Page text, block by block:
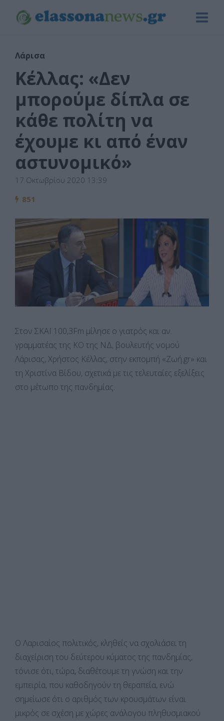
Λάρισα
Κέλλας: «Δεν
μπορούμε δίπλα σε
κάθε πολίτη να
έχουμε κι από έναν
αστυνομικό»
17 Οκτωβρίου 2020 13:39
851
Στον ΣΚΑΪ 100,3Fm μίλησε ο γιατρός και αν.
γραμματέας της ΚΟ της ΝΔ, βουλευτής νομού
Λάρισας, Χρήστος Κέλλας, στην εκπομπή «Ζωή.gr» και
τη Χριστίνα Βίδου, σχετικά με τις τελευταίες εξελίξεις
στο μέτωπο της πανδημίας.
Ο Λαρισαίος πολιτικός, κληθείς να σχολιάσει τη
διαχείριση του δεύτερου κύματος της πανδημίας,
τόνισε ότι, τώρα, διαθέτουμε τη γνώση και την
εμπειρία, που καθοδηγούν τη θεραπεία, ενώ
σημείωσε ότι ο αριθμός των κρουσμάτων είναι
μικρός σε σχέση με χώρες ανάλογου πληθυσμιακού